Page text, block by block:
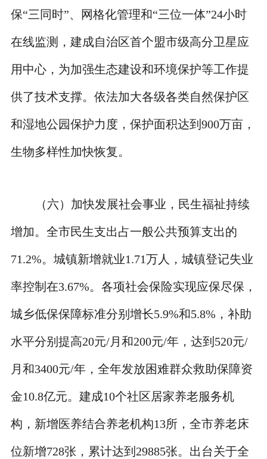
保“三同时”、网格化管理和“三位一体”24小时
在线监测，建成自治区首个盟市级高分卫星应
用中心，为加强生态建设和环境保护等工作提
供了技术支撑。依法加大各级各类自然保护区
和湿地公园保护力度，保护面积达到900万亩，
生物多样性加快恢复。
（六）加快发展社会事业，民生福祉持续
增加。全市民生支出占一般公共预算支出的
71.2%。城镇新增就业1.71万人，城镇登记失业
率控制在3.67%。各项社会保险实现应保尽保，
城乡低保保障标准分别增长5.9%和5.8%，补助
水平分别提高20元/月和200元/年，达到520元/
月和3400元/年，全年发放困难群众救助保障资
金10.8亿元。建成10个社区居家养老服务机
构，新增医养结合养老机构13所，全市养老床
位新增728张，累计达到29885张。出台关于全